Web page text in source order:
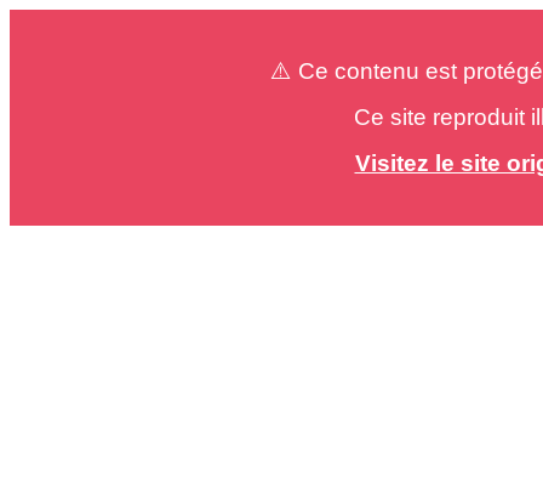
⚠️ Ce contenu est
Ce site reproduit
Visitez le site